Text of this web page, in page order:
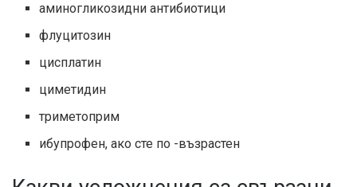
аминогликозидни антибиотици
флуцитозин
цисплатин
циметидин
триметоприм
ибупрофен, ако сте по -възрастен